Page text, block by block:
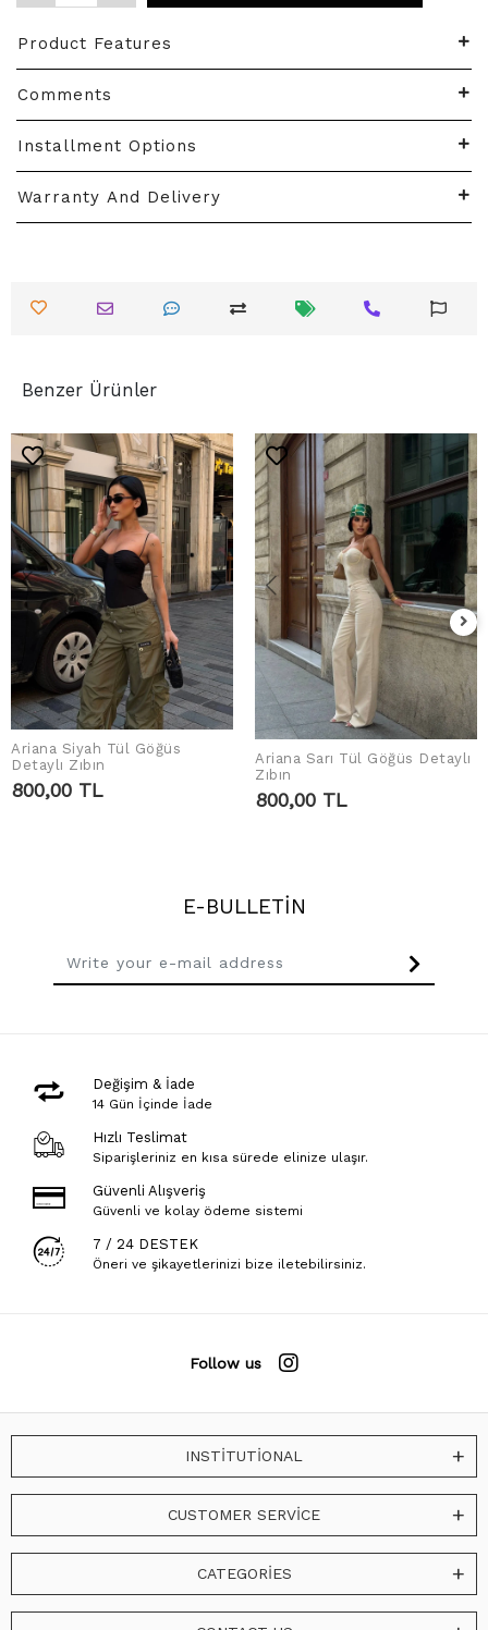
Product Features
Comments
Installment Options
Warranty And Delivery
Benzer Ürünler
ADD TO CART
Ariana Siyah Tül Göğüs
Detaylı Zıbın
800,00 TL
ADD TO CART
Ariana Sarı Tül Göğüs Detaylı
Zıbın
800,00 TL
E-BULLETİN
Değişim & İade
14 Gün İçinde İade
Hızlı Teslimat
Siparişleriniz en kısa sürede elinize ulaşır.
Güvenli Alışveriş
Güvenli ve kolay ödeme sistemi
7 / 24 DESTEK
Öneri ve şikayetlerinizi bize iletebilirsiniz.
Follow us
INSTİTUTİONAL
CUSTOMER SERVİCE
CATEGORİES